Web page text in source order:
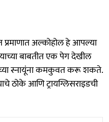
अल्कोहोल हे आपल्या
बाबतीत एक पेग देखील
स्नायूंना कमकुवत करू शकते.
ठोके आणि ट्रायग्लिसराइडची